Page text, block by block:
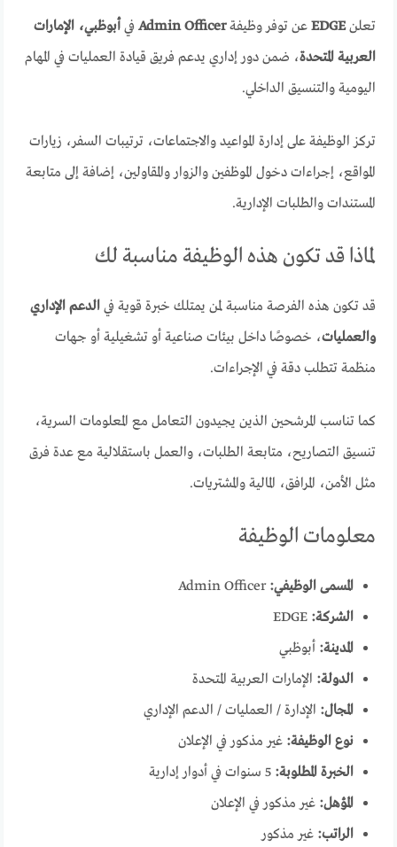
تعلنEDGE عن توفر وظيفةAdmin Officer فيأبوظبي، الإمارات
العربية المتحدة، ضمن دور إداري يدعم فريق قيادة العمليات في المهام
اليومية والتنسيق الداخلي.
تركز الوظيفة على إدارة المواعيد والاجتماعات، ترتيبات السفر، زيارات
المواقع، إجراءات دخول الموظفين والزوار والمقاولين، إضافة إلى متابعة
المستندات والطلبات الإدارية.
لماذا قد تكون هذه الوظيفة مناسبة لك
قد تكون هذه الفرصة مناسبة لمن يمتلك خبرة قوية فيالدعم الإداري
والعمليات، خصوصًا داخل بيئات صناعية أو تشغيلية أو جهات
منظمة تتطلب دقة في الإجراءات.
كما تناسب المرشحين الذين يجيدون التعامل مع المعلومات السرية،
تنسيق التصاريح، متابعة الطلبات، والعمل باستقلالية مع عدة فرق
مثل الأمن، المرافق، المالية والمشتريات.
معلومات الوظيفة
المسمى الوظيفي: Admin Officer
الشركة: EDGE
المدينة: أبوظبي
الدولة: الإمارات العربية المتحدة
المجال: الإدارة / العمليات / الدعم الإداري
نوع الوظيفة: غير مذكور في الإعلان
الخبرة المطلوبة: 5 سنوات في أدوار إدارية
المؤهل: غير مذكور في الإعلان
الراتب: غير مذكور